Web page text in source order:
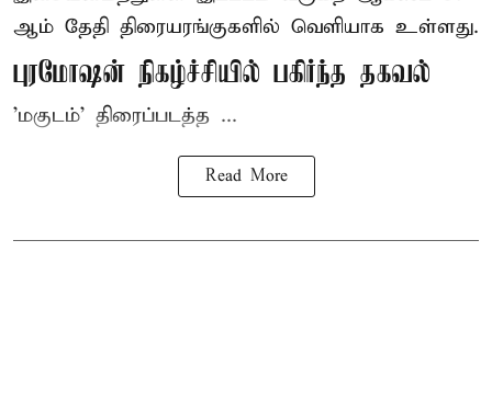
ஆம் தேதி திரையரங்குகளில் வெளியாக உள்ளது.
புரமோஷன் நிகழ்ச்சியில் பகிர்ந்த தகவல்
'மகுடம்' திரைப்படத்த ...
Read More